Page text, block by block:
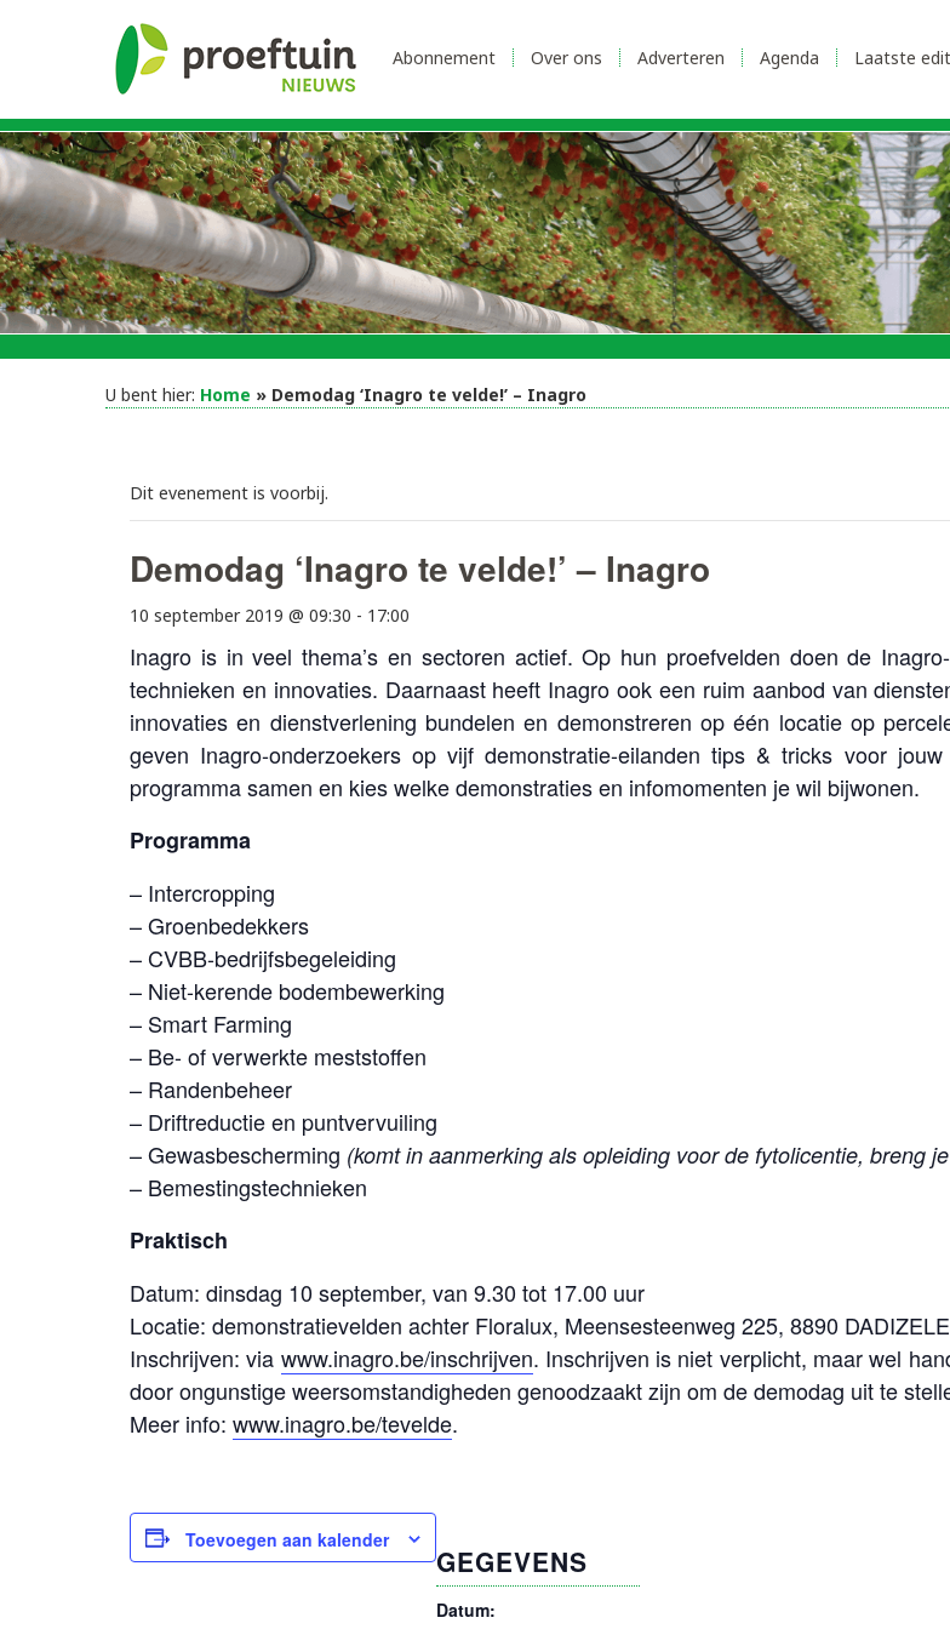
Abonnement Over ons Adverteren Agenda Laatste
U bent hier: Home » Demodag ‘Inagro te velde!’ – Inagro
Dit evenement is voorbij.
Demodag ‘Inagro te velde!’ – Inagro
10 september 2019 @ 09:30 - 17:00
Inagro is in veel thema’s en sectoren actief. Op hun proefvelden doen de
technieken en innovaties. Daarnaast heeft Inagro ook een ruim aanbod van
innovaties en dienstverlening bundelen en demonstreren op één locatie op
geven Inagro-onderzoekers op vijf demonstratie-eilanden tips & tricks voor
programma samen en kies welke demonstraties en infomomenten je wil bijwonen.
Programma
– Intercropping
– Groenbedekkers
– CVBB-bedrijfsbegeleiding
– Niet-kerende bodembewerking
– Smart Farming
– Be- of verwerkte meststoffen
– Randenbeheer
– Driftreductie en puntvervuiling
– Gewasbescherming (komt in aanmerking als opleiding voor de fytolicentie, breng
– Bemestingstechnieken
Praktisch
Datum: dinsdag 10 september, van 9.30 tot 17.00 uur
Locatie: demonstratievelden achter Floralux, Meensesteenweg 225, 8890
Inschrijven: via www.inagro.be/inschrijven. Inschrijven is niet verplicht, maar wel
door ongunstige weersomstandigheden genoodzaakt zijn om de demodag uit te
Meer info: www.inagro.be/tevelde.
Toevoegen aan kalender
GEGEVENS
Datum: